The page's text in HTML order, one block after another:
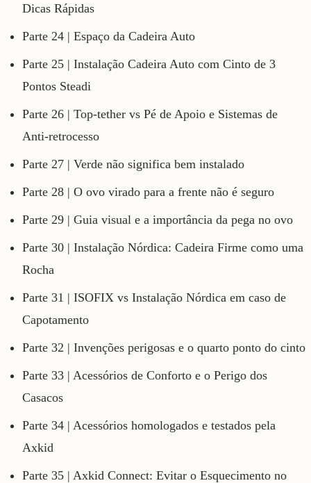
Dicas Rápidas
Parte 24 | Espaço da Cadeira Auto
Parte 25 | Instalação Cadeira Auto com Cinto de 3
Pontos Steadi
Parte 26 | Top-tether vs Pé de Apoio e Sistemas de
Anti-retrocesso
Parte 27 | Verde não significa bem instalado
Parte 28 | O ovo virado para a frente não é seguro
Parte 29 | Guia visual e a importância da pega no ovo
Parte 30 | Instalação Nórdica: Cadeira Firme como uma
Rocha
Parte 31 | ISOFIX vs Instalação Nórdica em caso de
Capotamento
Parte 32 | Invenções perigosas e o quarto ponto do cinto
Parte 33 | Acessórios de Conforto e o Perigo dos
Casacos
Parte 34 | Acessórios homologados e testados pela
Axkid
Parte 35 | Axkid Connect: Evitar o Esquecimento no